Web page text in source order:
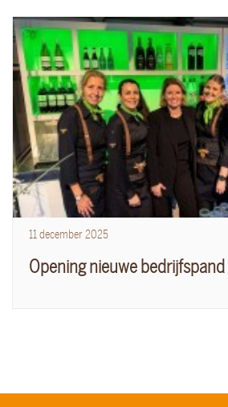
11 december 2025
Opening nieuwe